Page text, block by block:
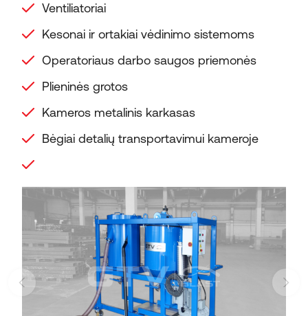
Ventiliatoriai
Kesonai ir ortakiai vėdinimo sistemoms
Operatoriaus darbo saugos priemonės
Plieninės grotos
Kameros metalinis karkasas
Bėgiai detalių transportavimui kameroje